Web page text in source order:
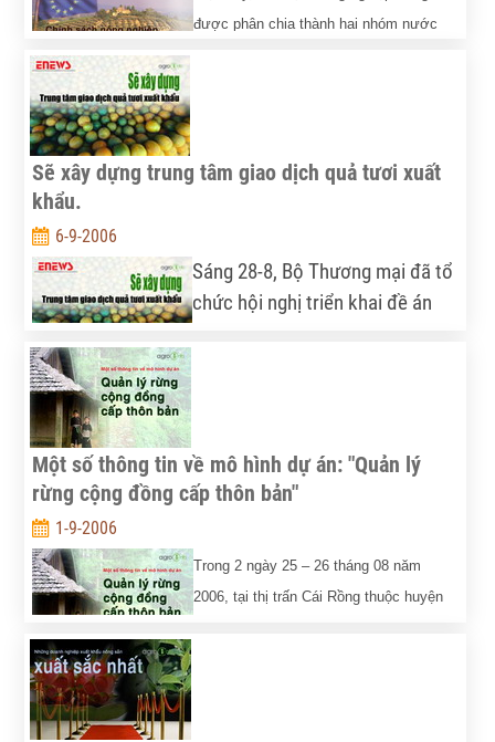
được phân chia thành hai nhóm nước
minh châu Âu, Nhật Bản, Canada, Úc, v.v.. và nhóm các nước
đang phát triển.
Sẽ xây dựng trung tâm giao dịch quả tươi xuất
khẩu.
6-9-2006
Sáng 28-8, Bộ Thương mại đã tổ
chức hội nghị triển khai đề án
trưởng Bộ Thương mại Trần Đức Minh giới thiệu,
trước mắt có thể xây dựng trung tâm giao dịch quả
tươi tại chợ đầu mối Thủ Đức, TP.HCM để xuất khẩu
bằng đường hàng không và đường biển.
Một số thông tin về mô hình dự án: "Quản lý
rừng cộng đồng cấp thôn bản"
1-9-2006
Trong 2 ngày 25 – 26 tháng 08 năm
2006, tại thị trấn Cái Rồng thuộc huyện
đồng cấp thôn bản tại Việt Nam” do UNDP và EU đồng tài trợ đã
tổ chức triển lãm trưng bày các kết quả hoạt động của các điểm